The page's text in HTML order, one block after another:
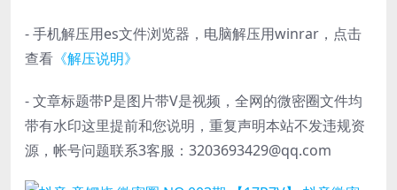
- 手机解压用es文件浏览器，电脑解压用winrar，点击
查看 《解压说明》
- 文章标题带P是图片带V是视频，全网的微密圈文件均
带有水印这里提前和您说明，重复声明本站不发违规资
源，帐号问题联系3客服：3203693429@qq.com